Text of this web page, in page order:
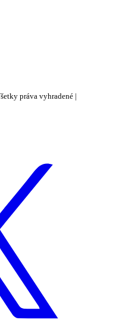
práva vyhradené |